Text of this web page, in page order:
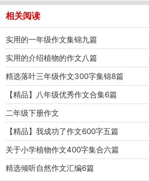
相关阅读
实用的一年级作文集锦九篇
实用的介绍植物的作文八篇
精选落叶三年级作文300字集锦8篇
【精品】八年级优秀作文合集6篇
二年级下册作文
【精品】我成功了作文600字五篇
关于小学植物作文400字集合六篇
精选倾听自然作文汇编6篇